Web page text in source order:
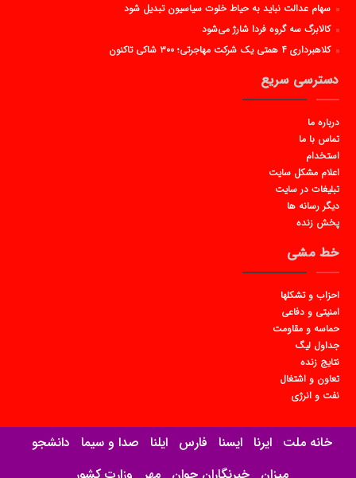
سهام عدالت نباید به حیاط خلوت سیاسیون تبدیل شود
کالابرگ سه گروه فردا شارژ می‌شود
کلاهبرداری ۴ همتی یک شرکت مهاجرتی؛ ۳۰۰ شاکی تاکنون
دسترسی سریع
درباره ما
تماس با ما
استخدام
اعلام مشکل سایت
تبلیغات در سایت
دیگر رسانه ها
پخش زنده
خط مشی
احزاب و تشکلها
امنیتی و دفاعی
حماسه و مقاومت
جداول لیگ
نتایج زنده
تعاون و اشتغال
نفت و انرژی
خانه ملت ایرنا ایسنا فارس ایلنا صدا و سیما دانشجو